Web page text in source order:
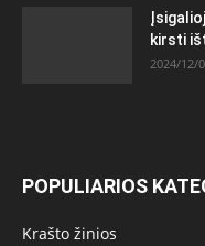
kirsti
2024/12/
POPULIARIOS
Krašto žinios